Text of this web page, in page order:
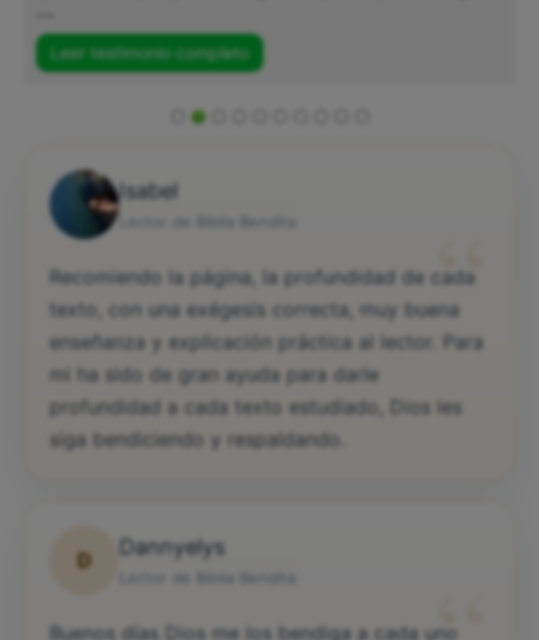
Leer testimonio completo
Isabel
“
Recomiendo la página, la profundidad de cada
texto, con una exégesis correcta, muy buena
enseñanza y explicación práctica al lector. Para
mi ha sido de gran ayuda para darle
profundidad a cada texto estudiado, Dios les
siga bendiciendo y respaldando.
D
Dannyelys
Buenos días Dios me los bendiga a cada uno